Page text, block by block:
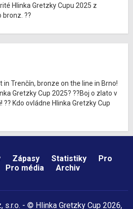
Hlinka Gretzky Cupu 2025 z
bronz. ??
Trenčín, bronze on the line in Brno!
Gretzky Cup 2025? ??Boj o zlato v
?? Kdo ovládne Hlinka Gretzky Cup
Zápasy Statistiky
Pro
Pro média Archiv
, s.r.o. - © Hlinka Gretzky Cup 2026,